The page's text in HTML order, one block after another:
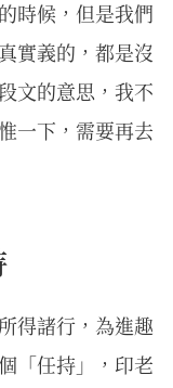
時候，但是我們
實義的，都是沒
文的意思，我不
一下，需要再去
得諸行，為進趣
「任持」，印老